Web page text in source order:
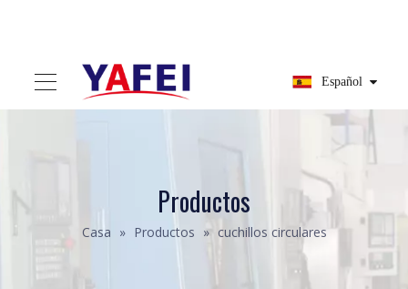
Español
Productos
Casa » Productos » cuchillos circulares